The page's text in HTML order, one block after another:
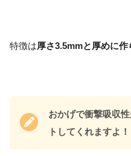
特徴は厚さ3.5mmと厚めに作
おかげで衝撃吸収
トしてくれますよ！